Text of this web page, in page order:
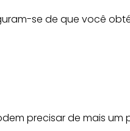
se de que você
precisar de mais um